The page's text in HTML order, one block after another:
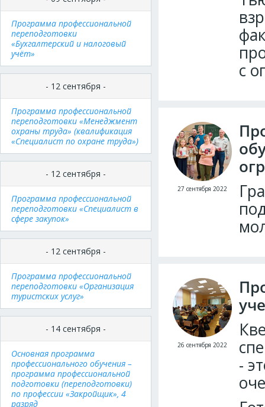
Программа профессиональной
переподготовки
«Бухгалтерский и налоговый
учёт»
- 12 сентября -
Программа профессиональной
переподготовки «Менеджмент
охраны труда» (квалификация
«Специалист по охране труда»)
- 12 сентября -
Программа профессиональной
переподготовки «Специалист в
сфере закупок»
- 12 сентября -
Программа профессиональной
переподготовки «Организация
туристских услуг»
- 14 сентября -
Основная программа
профессионального обучения –
программа профессиональной
подготовки (переподготовки)
по профессии «Закройщик», 4
разряд
с
27 сентября 2022
-
26 сентября 2022